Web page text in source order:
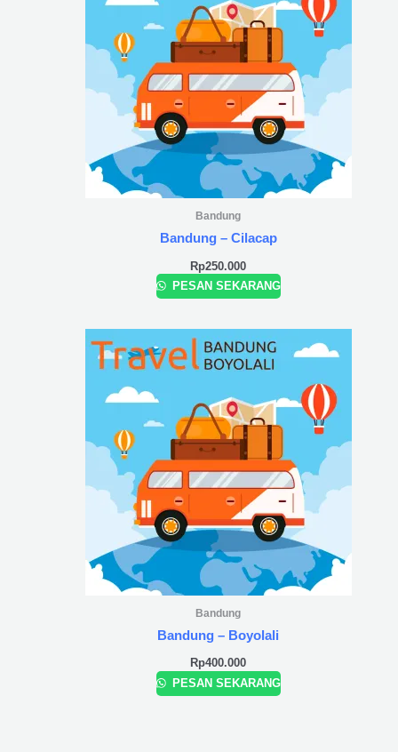
Bandung
Bandung – Cilacap
Rp250.000
PESAN SEKARANG
Bandung
Bandung – Boyolali
Rp400.000
PESAN SEKARANG